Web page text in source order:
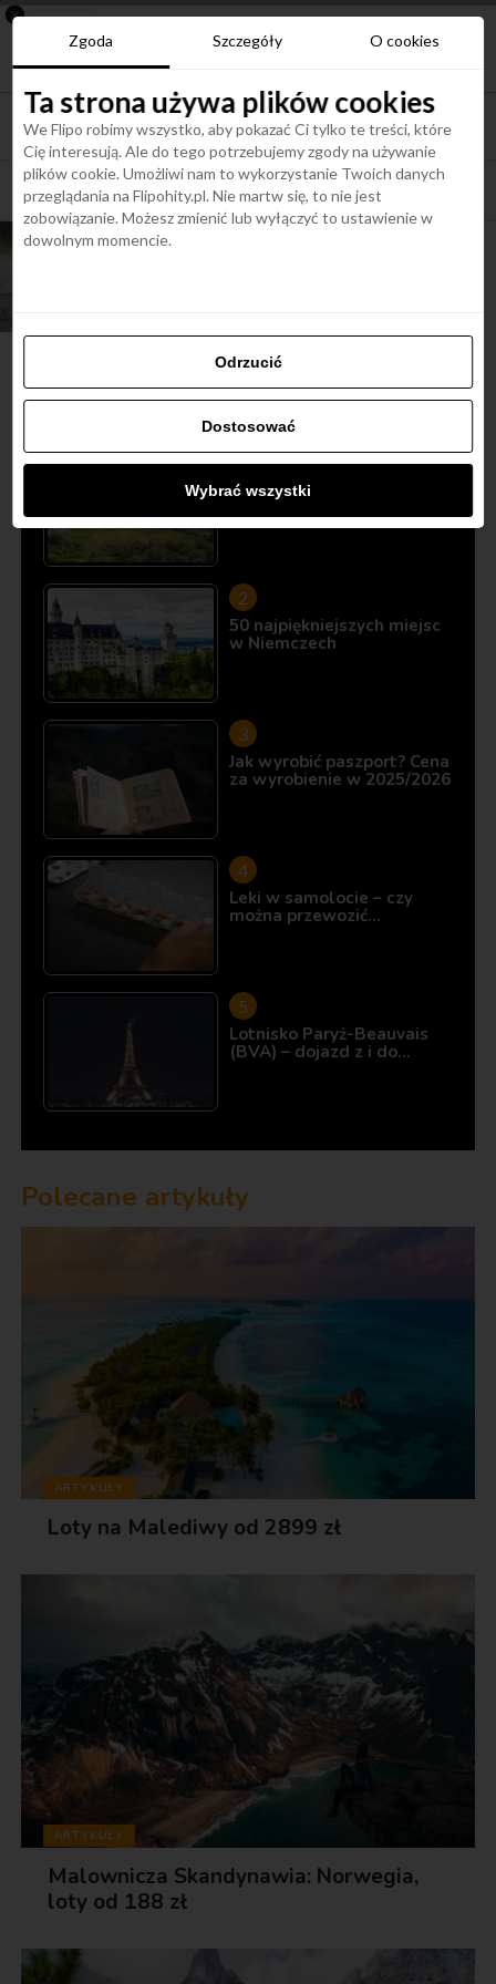
×
Nowa aplikacja Flipohity
Aktualne wiadomości, artykuły, TOP
oferty jednym kliknięciem.
Instalacja
All posts tagged "dzika przyroda"
TOP OFERTY
Najbardziej popularne
Śladami Harry’ego Pottera:
50 najpiękniejszych miejsc
w Niemczech
Jak wyrobić paszport? Cena
za wyrobienie w 2025/2026
Leki w samolocie – czy
można przewozić…
Lotnisko Paryż-Beauvais
(BVA) – dojazd z i do…
Polecane artykuły
ARTYKUŁY
Loty na Malediwy od 2899 zł
ARTYKUŁY
Malownicza Skandynawia: Norwegia,
loty od 188 zł
Zgoda Szczegóły O cookies
Ta strona używa plików cookies
We Flipo robimy wszystko, aby pokazać Ci tylko te treści, które
Cię interesują. Ale do tego potrzebujemy zgody na używanie
plików cookie. Umożliwi nam to wykorzystanie Twoich danych
przeglądania na Flipohity.pl. Nie martw się, to nie jest
zobowiązanie. Możesz zmienić lub wyłączyć to ustawienie w
dowolnym momencie.
Odrzucić
Dostosować
Wybrać wszystki